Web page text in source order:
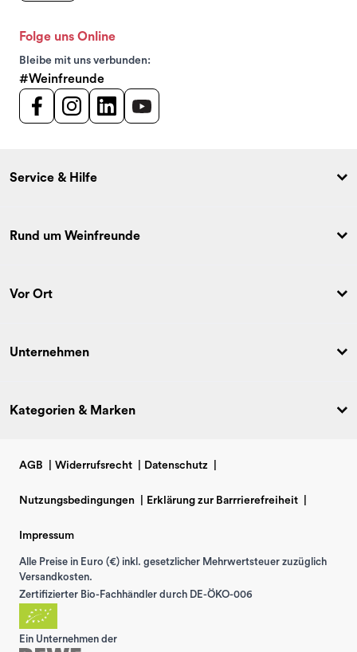
Folge uns Online
Bleibe mit uns verbunden:
#Weinfreunde
Service & Hilfe
Rund um Weinfreunde
Vor Ort
Unternehmen
Kategorien & Marken
AGB Widerrufsrecht Datenschutz
Nutzungsbedingungen Erklärung zur Barrrierefreiheit
Impressum
Alle Preise in Euro (€) inkl. gesetzlicher Mehrwertsteuer zuzüglich
Versandkosten.
Zertifizierter Bio-Fachhändler durch DE-ÖKO-006
Ein Unternehmen der